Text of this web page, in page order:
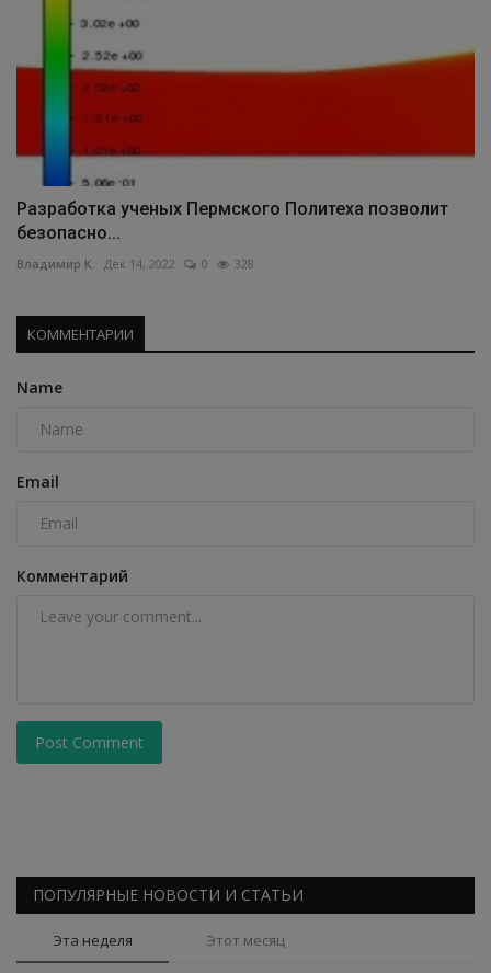
Разработка ученых Пермского Политеха позволит
безопасно...
Владимир К. Дек 14, 2022 0 328
КОММЕНТАРИИ
Name
Email
Комментарий
Post Comment
ПОПУЛЯРНЫЕ НОВОСТИ И СТАТЬИ
Эта неделя Этот месяц